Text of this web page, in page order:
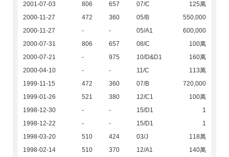
2001-07-03
806 657 07/C
125萬
2000-11-27
472 360 05/B
550,000
2000-11-27
- - 05/A1
600,000
2000-07-31
806 657 08/C
100萬
2000-07-21
- 975 10/D&D1
160萬
2000-04-10
- - 11/C
113萬
1999-11-15
472 360 07/B
720,000
1999-01-26
521 380 12/C1
100萬
1998-12-30
- - 15/D1
1
1998-12-22
- - 15/D1
1
1998-03-20
510 424 03/J
118萬
1998-02-14
510 370 12/A1
140萬